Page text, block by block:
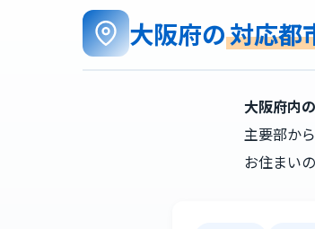
大阪府の対応都
大阪府内
主要部か
お住まい